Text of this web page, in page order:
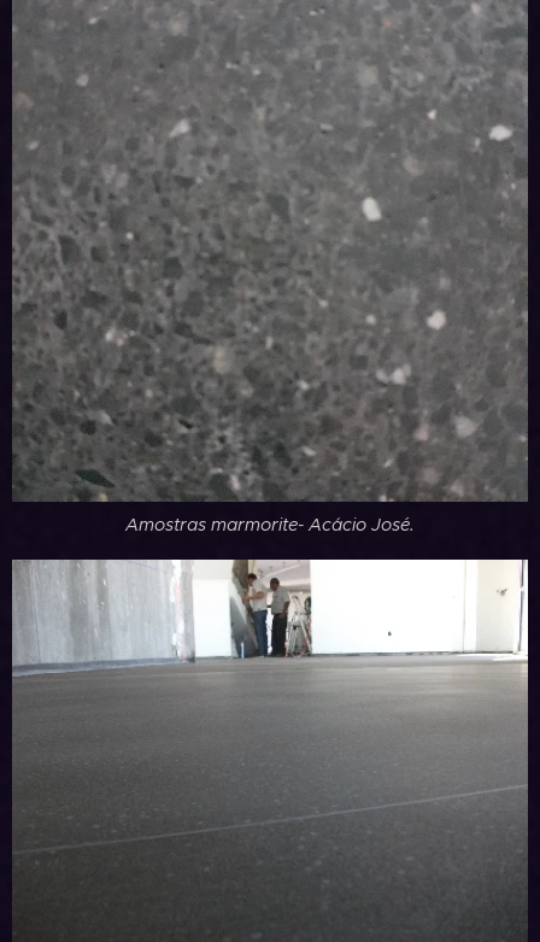
Amostras marmorite- Acácio José.